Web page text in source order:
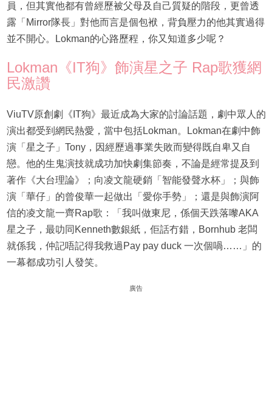
員，但其實他都有曾經歷被父母及自己質疑的階段，更曾透
露「Mirror隊長」對他而言是個包袱，背負壓力的他其實過得
並不開心。Lokman的心路歷程，你又知道多少呢？
Lokman《IT狗》飾演星之子 Rap歌獲網
民激讚
ViuTV原創劇《IT狗》最近成為大家的討論話題，劇中眾人的
演出都受到網民熱愛，當中包括Lokman。Lokman在劇中飾
演「星之子」Tony，因經歷過事業失敗而變得既自卑又自
戀。他的生鬼演技就成功加快劇集節奏，不論是經常提及到
著作《大台理論》；向凌文龍硬銷「智能發聲水杯」；與飾
演「華仔」的曾俊華一起做出「愛你手勢」；還是與飾演阿
信的凌文龍一齊Rap歌：「我叫做東尼，係個天跌落嚟AKA
星之子，最叻同Kenneth數銀紙，佢話冇錯，Bornhub 老闆
就係我，仲記唔記得我救過Pay pay duck 一次個喎……」的
一幕都成功引人發笑。
廣告